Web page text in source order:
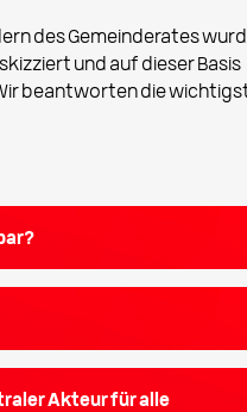
des Gemeinderates
und auf dieser Basis
beantworten die
Akteur für alle